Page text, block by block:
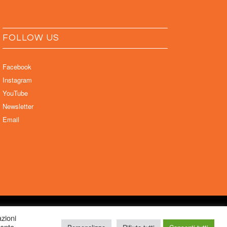
FOLLOW US
Facebook
Instagram
YouTube
Newsletter
Email